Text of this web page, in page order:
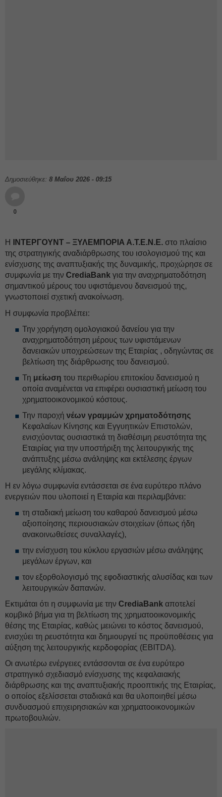
Δημοσιεύθηκε: 8 Μαΐου 2026 - 09:15
0
Η ΙΝΤΕΡΓΟΥΝΤ – ΞΥΛΕΜΠΟΡΙΑ Α.Τ.Ε.Ν.Ε. στο πλαίσιο
της στρατηγικής αναδιάρθρωσης του ισολογισμού της και
ενίσχυσης της αναπτυξιακής της δυναμικής, προχώρησε σε
συμφωνία με την CrediaBank για την αναχρηματοδότηση
σημαντικού μέρους του υφιστάμενου δανεισμού της,
γνωστοποιεί σχετική ανακοίνωση.
Η συμφωνία προβλέπει:
Την χορήγηση ομολογιακού δανείου για την
αναχρηματοδότηση μέρους των υφιστάμενων
δανειακών υποχρεώσεων της Εταιρίας , οδηγώντας σε
βελτίωση της διάρθρωσης του δανεισμού.
Τη μείωση του περιθωρίου επιτοκίου δανεισμού η
οποία αναμένεται να επιφέρει ουσιαστική μείωση του
χρηματοοικονομικού κόστους.
Την παροχή νέων γραμμών χρηματοδότησης
Κεφαλαίων Κίνησης και Εγγυητικών Επιστολών,
ενισχύοντας ουσιαστικά τη διαθέσιμη ρευστότητα της
Εταιρίας για την υποστήριξη της λειτουργικής της
ανάπτυξης μέσω ανάληψης και εκτέλεσης έργων
μεγάλης κλίμακας.
Η εν λόγω συμφωνία εντάσσεται σε ένα ευρύτερο πλάνο
ενεργειών που υλοποιεί η Εταιρία και περιλαμβάνει:
τη σταδιακή μείωση του καθαρού δανεισμού μέσω
αξιοποίησης περιουσιακών στοιχείων (όπως ήδη
ανακοινωθείσες συναλλαγές),
την ενίσχυση του κύκλου εργασιών μέσω ανάληψης
μεγάλων έργων, και
τον εξορθολογισμό της εφοδιαστικής αλυσίδας και των
λειτουργικών δαπανών.
Εκτιμάται ότι η συμφωνία με την CrediaBank αποτελεί
κομβικό βήμα για τη βελτίωση της χρηματοοικονομικής
θέσης της Εταιρίας, καθώς μειώνει το κόστος δανεισμού,
ενισχύει τη ρευστότητα και δημιουργεί τις προϋποθέσεις για
αύξηση της λειτουργικής κερδοφορίας (EBITDA).
Οι ανωτέρω ενέργειες εντάσσονται σε ένα ευρύτερο
στρατηγικό σχεδιασμό ενίσχυσης της κεφαλαιακής
διάρθρωσης και της αναπτυξιακής προοπτικής της Εταιρίας,
ο οποίος εξελίσσεται σταδιακά και θα υλοποιηθεί μέσω
συνδυασμού επιχειρησιακών και χρηματοοικονομικών
πρωτοβουλιών.